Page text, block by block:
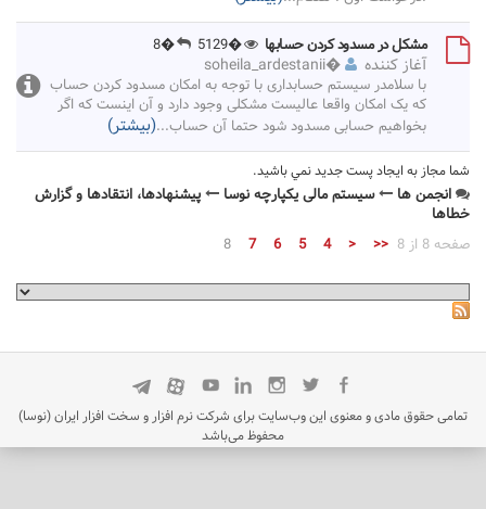
مشکل در مسدود کردن حسابها �5129
�8
آغاز کننده �
soheila_ardestanii
با سلامدر سیستم حسابداری با توجه به امکان مسدود کردن حساب
که یک امکان واقعا عالیست مشکلی وجود دارد و آن اینست که اگر
بخواهیم حسابی مسدود شود حتما آن حساب...(بیشتر)
شما مجاز به ايجاد پست جديد نمي باشيد.
انجمن ها سیستم مالی یکپارچه نوسا
پیشنهادها، انتقادها و گزارش
خطاها
صفحه 8 از 8
<<
<
4
5
6
7
8
تمامی حقوق مادی و معنوی این وب‌سایت برای شرکت نرم افزار و سخت افزار ایران (نوسا)
محفوظ می‌باشد